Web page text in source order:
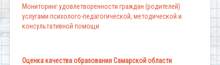
Мониторинг удовлетворенности граждан (родителей)
услугами психолого-педагогической, методической и
консультативной помощи
Оценка качества образования Самарской области